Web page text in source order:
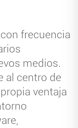
frecuencia
medios.
al centro de
ventaja